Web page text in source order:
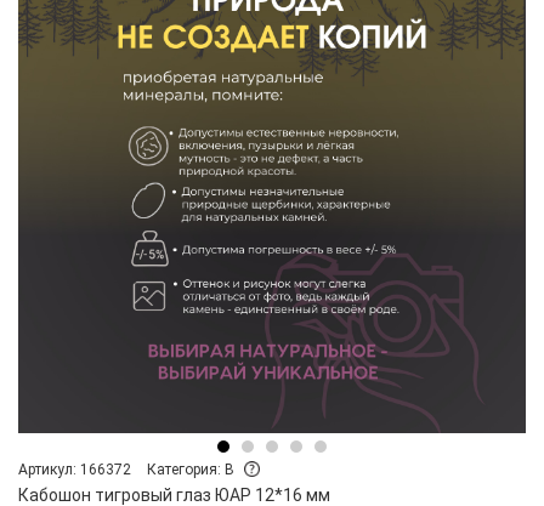
Артикул: 166372 Категория: B
Кабошон тигровый глаз ЮАР 12*16 мм